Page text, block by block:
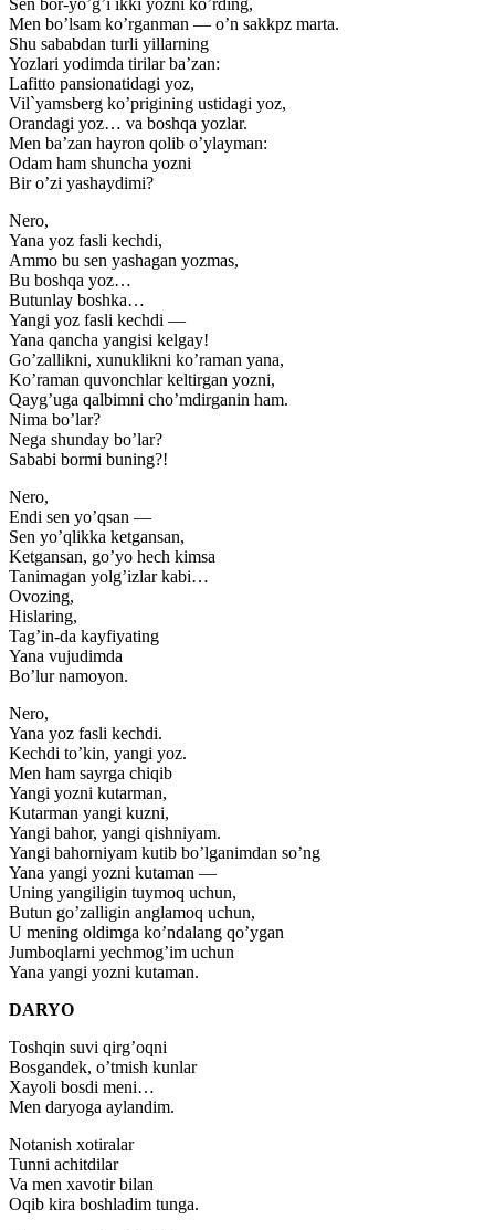
Men bo’lsam ko’rganman — o’n sakkpz marta.
Shu sababdan turli yillarning
Yozlari yodimda tirilar ba’zan:
Lafitto pansionatidagi yoz,
Vil`yamsberg ko’prigining ustidagi yoz,
Orandagi yoz… va boshqa yozlar.
Men ba’zan hayron qolib o’ylayman:
Odam ham shuncha yozni
Bir o’zi yashaydimi?
Nero,
Yana yoz fasli kechdi,
Ammo bu sen yashagan yozmas,
Bu boshqa yoz…
Butunlay boshka…
Yangi yoz fasli kechdi —
Yana qancha yangisi kelgay!
Go’zallikni, xunuklikni ko’raman yana,
Ko’raman quvonchlar keltirgan yozni,
Qayg’uga qalbimni cho’mdirganin ham.
Nima bo’lar?
Nega shunday bo’lar?
Sababi bormi buning?!
Nero,
Endi sen yo’qsan —
Sen yo’qlikka ketgansan,
Ketgansan, go’yo hech kimsa
Tanimagan yolg’izlar kabi…
Ovozing,
Hislaring,
Tag’in-da kayfiyating
Yana vujudimda
Bo’lur namoyon.
Nero,
Yana yoz fasli kechdi.
Kechdi to’kin, yangi yoz.
Men ham sayrga chiqib
Yangi yozni kutarman,
Kutarman yangi kuzni,
Yangi bahor, yangi qishniyam.
Yangi bahorniyam kutib bo’lganimdan so’ng
Yana yangi yozni kutaman —
Uning yangiligin tuymoq uchun,
Butun go’zalligin anglamoq uchun,
U mening oldimga ko’ndalang qo’ygan
Jumboqlarni yechmog’im uchun
Yana yangi yozni kutaman.
DARYO
Toshqin suvi qirg’oqni
Bosgandek, o’tmish kunlar
Xayoli bosdi meni…
Men daryoga aylandim.
Notanish xotiralar
Tunni achitdilar
Va men xavotir bilan
Oqib kira boshladim tunga.